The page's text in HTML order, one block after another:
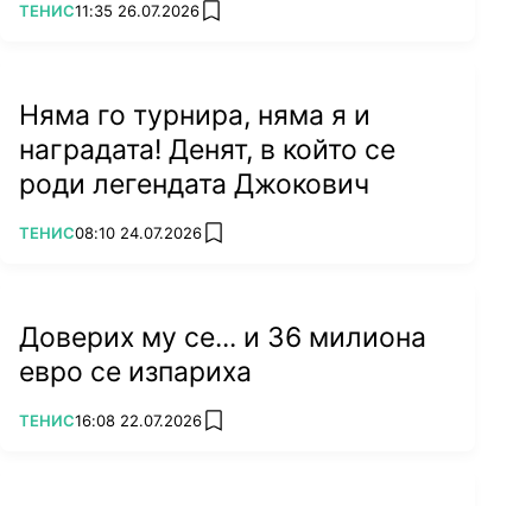
ПОВЕЧЕ ОТ
ТЕНИС11:35 26.07.2026 add favorites
Няма го турнира, няма я и
наградата! Денят, в който се
роди легендата Джокович
ПОВЕЧЕ ОТ
ТЕНИС08:10 24.07.2026 add favorites
Доверих му се... и 36 милиона
евро се изпариха
ПОВЕЧЕ ОТ
ТЕНИС16:08 22.07.2026 add favorites